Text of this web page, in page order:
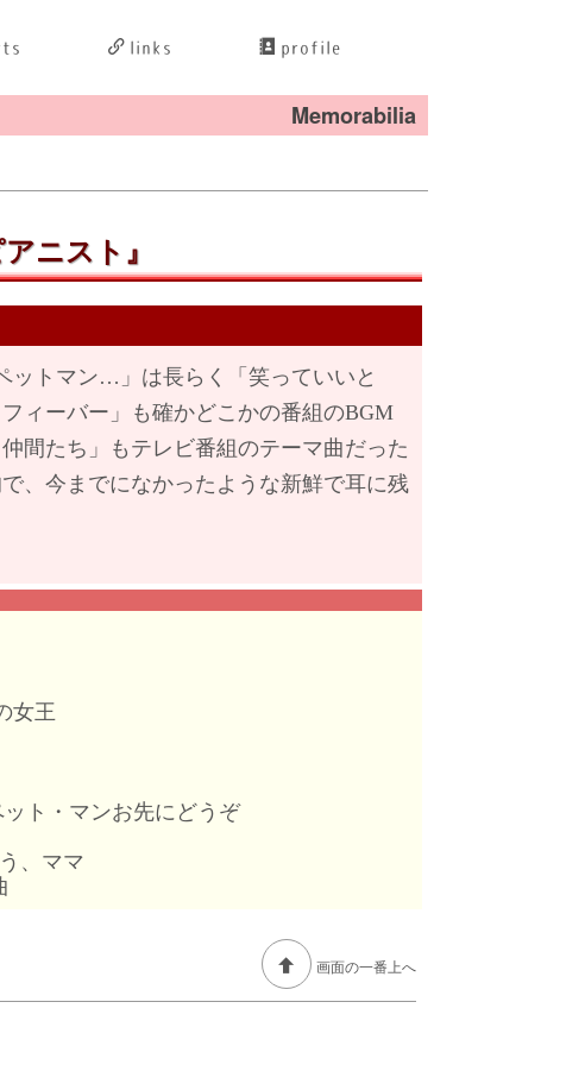
links profile
Memorabilia
ニスト』
トマン…」は長らく「笑っていいと
ィーバー」も確かどこかの番組のBGM
間たち」もテレビ番組のテーマ曲だった
、今までになかったような新鮮で耳に残
女王
ト・マンお先にどうぞ
、ママ
画面の一番上へ